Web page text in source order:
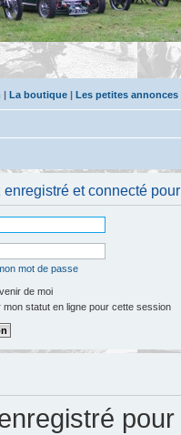
| La boutique | Les petites
et connecté
mot de passe
de moi
mon statut en ligne pour cette session